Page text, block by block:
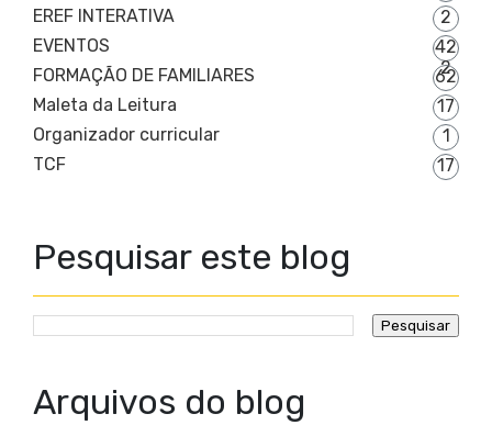
EREF INTERATIVA
2
EVENTOS
42
2
FORMAÇÃO DE FAMILIARES
62
Maleta da Leitura
17
Organizador curricular
1
TCF
17
Pesquisar este blog
Arquivos do blog